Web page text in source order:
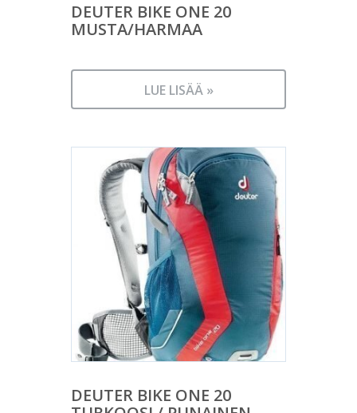
DEUTER BIKE ONE 20
MUSTA/HARMAA
LUE LISÄÄ »
DEUTER BIKE ONE 20